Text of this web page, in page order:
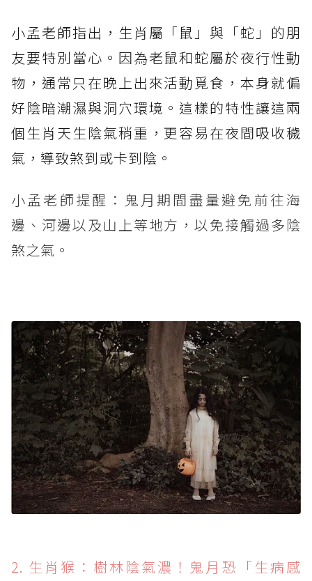
小孟老師指出，生肖屬「鼠」與「蛇」的朋
友要特別當心。因為老鼠和蛇屬於夜行性動
物，通常只在晚上出來活動覓食，本身就偏
好陰暗潮濕與洞穴環境。這樣的特性讓這兩
個生肖天生陰氣稍重，更容易在夜間吸收穢
氣，導致煞到或卡到陰。
小孟老師提醒：鬼月期間盡量避免前往海
邊、河邊以及山上等地方，以免接觸過多陰
煞之氣。
2. 生肖猴：樹林陰氣濃！鬼月恐「生病感